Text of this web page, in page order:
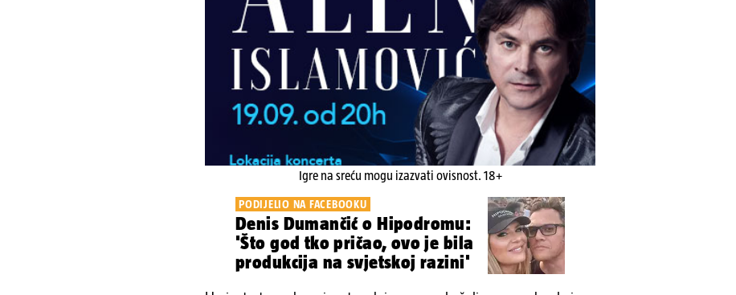
Igre na sreću mogu izazvati ovisnost. 18+
PODIJELIO NA FACEBOOKU
Denis Dumančić o Hipodromu:
'Što god tko pričao, ovo je bila
produkcija na svjetskoj razini'